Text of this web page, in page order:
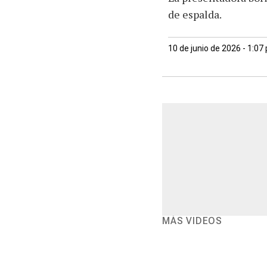
de espalda.
10 de junio de 2026 - 1:07
MÁS VIDEOS